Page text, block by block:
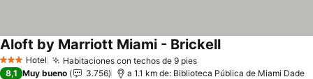
3 Estrellas
Hotel Habitaciones con techos de 9 piesVer precios
Aloft by Marriott Miami - BrickellVer precios
8,1 Muy bueno 3.756 a 1.1 km de: Biblioteca Pública de Miami Dade